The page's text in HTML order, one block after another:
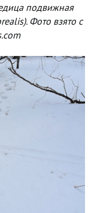
подвижная
Фото взято с